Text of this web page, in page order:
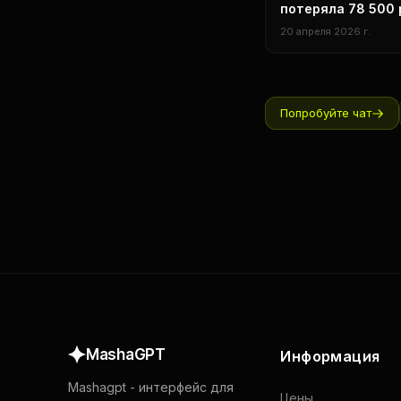
потеряла 78 500
мест за первый
20 апреля 2026 г.
Попробуйте чат
MashaGPT
Mashagpt - интерфейс для
Информация
Цены